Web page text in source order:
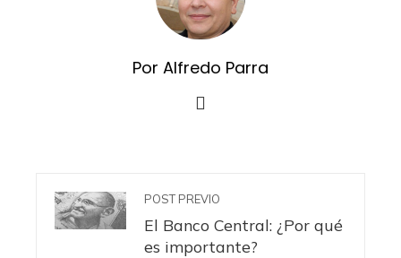
Por Alfredo Parra
POST PREVIO
El Banco Central: ¿Por qué
es importante?